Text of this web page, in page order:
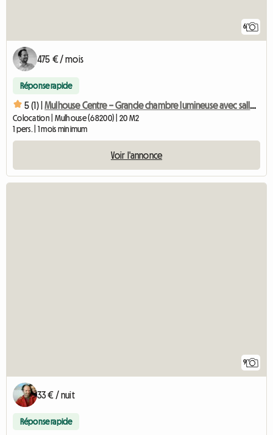
6
475 € / mois
Réponse rapide
5 (1) | Mulhouse Centre – Grande chambre lumineuse avec salle d’eau
Colocation | Mulhouse (68200) | 20 M2
1 pers. | 1 mois minimum
Voir l'annonce
9
33 € / nuit
Réponse rapide